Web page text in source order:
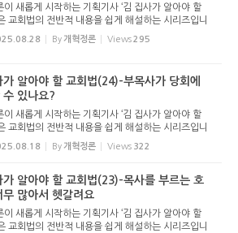
이 새롭게 시작하는 기획기사 ‘김 집사가 알아야 할
교회법의 전반적 내용을 쉽게 해설하는 시리즈입니
교보와 함께 진행하는 시리즈로서 여기에 싣는 것은
의 허락을 받았습니다. 글 내용은 기독교보에 실린
By 개혁정론 Views295
가 알아야 할 교회법(24)-부목사가 당회에
수 있나요?
이 새롭게 시작하는 기획기사 ‘김 집사가 알아야 할
교회법의 전반적 내용을 쉽게 해설하는 시리즈입니
교보와 함께 진행하는 시리즈로서 여기에 싣는 것은
의 허락을 받았습니다. 글 내용은 기독교보에 실린
By 개혁정론 Views 322
가 알아야 할 교회법(23)-목사를 부르는 호
무 많아서 헷갈려요
이 새롭게 시작하는 기획기사 ‘김 집사가 알아야 할
교회법의 전반적 내용을 쉽게 해설하는 시리즈입니